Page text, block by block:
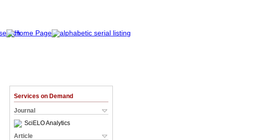
Services on Demand
Journal
SciELO Analytics
Article